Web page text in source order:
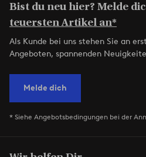
Bist du neu hier? Melde
teuersten Artikel an*
Als Kunde bei uns stehen Sie an
Angeboten, spannenden
Melde dich
* Siehe Angebotsbedingungen bei der